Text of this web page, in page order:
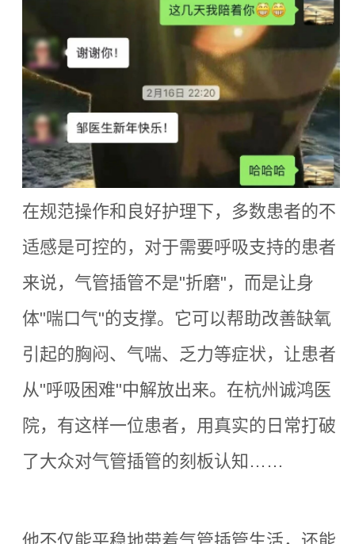
在规范操作和良好护理下，多数患者的不
适感是可控的， 对于需要呼吸支持的患者
来说，气管插管不是"折磨"，而是让身
体"喘口气"的支撑。它可以帮助改善缺氧
引起的胸闷、气喘、乏力等症状，让患者
从"呼吸困难"中解放出来。 在杭州诚鸿医
院，有这样一位患者，用真实的日常打破
了大众对气管插管的刻板认知 ……